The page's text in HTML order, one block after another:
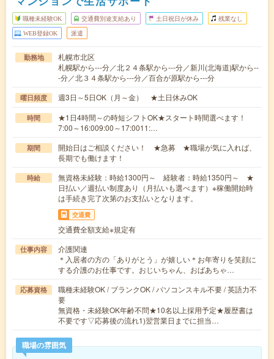
職種未経験OK 交通費別途支給あり 土日祝日が休み 残業なし
WEB登録OK 派遣
勤務地
札幌市北区
札幌駅から---分／北２４条駅から---分／新川(北海道)駅から--
-分／北３４条駅から---分／百合が原駅から---分
曜日頻度 週3日～5日OK（月～金） ★土日休みOK
時間
★1日4時間～の時短シフトOK★スタート時間選べます！
7:00～16:009:00～17:0011:…
期間
開始日はご相談ください！ ★急募 ★職場が気に入れば、
長期でも働けます！
時給
無資格未経験：時給1300円～ 経験者：時給1350円～ ★
日払い／週払い制度あり（月払いも選べます）※稼働開始時
は手続き完了次第のお支払いとなります。
交通費
交通費全額支給※規定有
仕事内容
介護関連
＊入居者の方の「ありがとう」が嬉しい＊お年寄りを笑顔に
する介護のお仕事です。おじいちゃん、おばあちゃ…
応募資格
職種未経験OK / ブランクOK / パソコンスキル不要 / 英語力不
要
無資格・未経験OK年齢不問★10名以上採用予定★履歴書は
不要です▽応募後の流れ1)翌営業日までに担当…
職場の雰囲気